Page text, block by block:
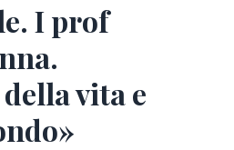
I prof
vita e